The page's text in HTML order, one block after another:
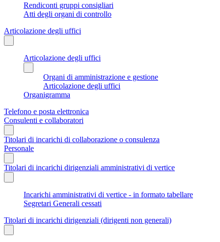
Rendiconti gruppi consigliari
Atti degli organi di controllo
Articolazione degli uffici
Articolazione degli uffici
Organi di amministrazione e gestione
Articolazione degli uffici
Organigramma
Telefono e posta elettronica
Consulenti e collaboratori
Titolari di incarichi di collaborazione o consulenza
Personale
Titolari di incarichi dirigenziali amministrativi di vertice
Incarichi amministrativi di vertice - in formato tabellare
Segretari Generali cessati
Titolari di incarichi dirigenziali (dirigenti non generali)